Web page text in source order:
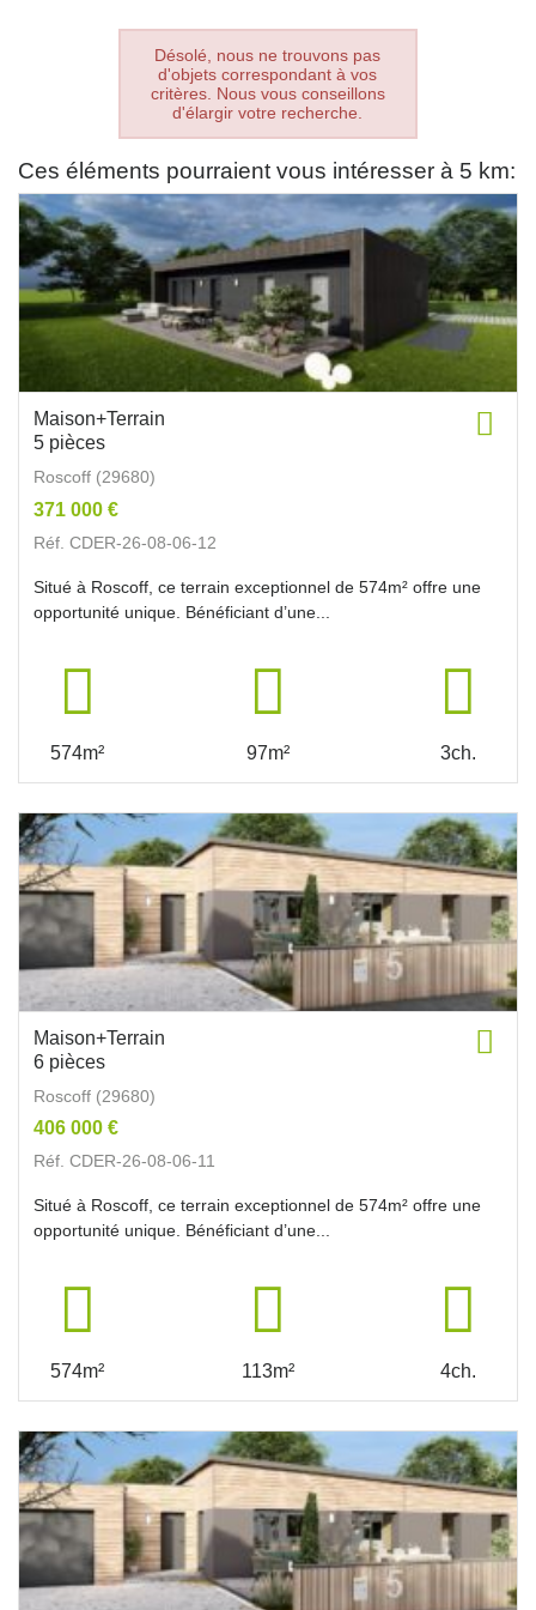
Désolé, nous ne trouvons pas
d'objets correspondant à vos
critères. Nous vous conseillons
d'élargir votre recherche.
Ces éléments pourraient vous intéresser à 5 km:
Maison+Terrain
5 pièces
Roscoff (29680)
371 000 €
Réf. CDER-26-08-06-12
Situé à Roscoff, ce terrain exceptionnel de 574m² offre une
opportunité unique. Bénéficiant d’une...
574m² 97m² 3ch.
Maison+Terrain
6 pièces
Roscoff (29680)
406 000 €
Réf. CDER-26-08-06-11
Situé à Roscoff, ce terrain exceptionnel de 574m² offre une
opportunité unique. Bénéficiant d’une...
574m² 113m² 4ch.